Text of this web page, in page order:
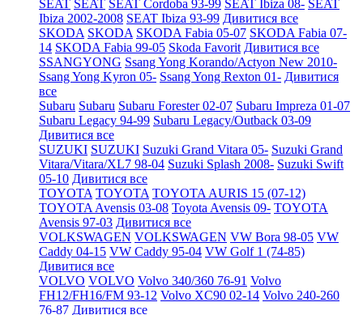
SEAT SEAT SEAT Cordoba 93-99 SEAT Ibiza 08- SEAT
Ibiza 2002-2008 SEAT Ibiza 93-99 Дивитися все
SKODA SKODA SKODA Fabia 05-07 SKODA Fabia 07-
14 SKODA Fabia 99-05 Skoda Favorit Дивитися все
SSANGYONG Ssang Yong Korando/Actyon New 2010-
Ssang Yong Kyron 05- Ssang Yong Rexton 01- Дивитися
все
Subaru Subaru Subaru Forester 02-07 Subaru Impreza 01-07
Subaru Legacy 94-99 Subaru Legacy/Outback 03-09
Дивитися все
SUZUKI SUZUKI Suzuki Grand Vitara 05- Suzuki Grand
Vitara/Vitara/XL7 98-04 Suzuki Splash 2008- Suzuki Swift
05-10 Дивитися все
TOYOTA TOYOTA TOYOTA AURIS 15 (07-12)
TOYOTA Avensis 03-08 Toyota Avensis 09- TOYOTA
Avensis 97-03 Дивитися все
VOLKSWAGEN VOLKSWAGEN VW Bora 98-05 VW
Caddy 04-15 VW Caddy 95-04 VW Golf 1 (74-85)
Дивитися все
VOLVO VOLVO Volvo 340/360 76-91 Volvo
FH12/FH16/FM 93-12 Volvo XC90 02-14 Volvo 240-260
76-87 Дивитися все